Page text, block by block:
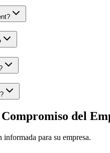
del
para su empresa.